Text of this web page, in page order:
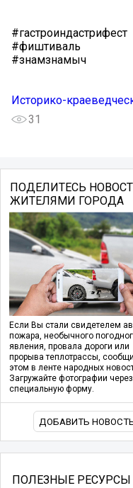
#гастроиндастрифест
#фиштиваль
#знамзнамыч
Историко-
31
ПОДЕЛИТЕСЬ
ЖИТЕЛЯМИ ГОРОДА
Если Вы стали свидетелем
пожара, необычного
явления, провала дороги или
прорыва теплотрассы,
этом в ленте народных
Загружайте фотографии через
специальную форму.
ДОБАВИТЬ
ПОЛЕЗНЫЕ РЕСУРСЫ